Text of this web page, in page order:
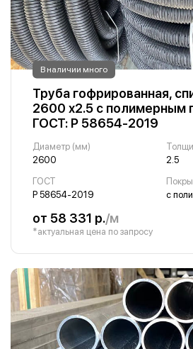
В наличии много
Труба гофрированная,
2600 х2.5 с полимерным
ГОСТ: Р 58654-2019
Диаметр (мм)
2600
2.5
ГОСТ
Р 58654-2019
с
от 58 331 р./м
*актуальная цена по запросу